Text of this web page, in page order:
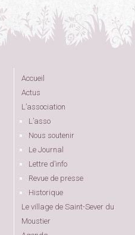
Accueil
Actus
L’association
L’asso
Nous soutenir
Le Journal
Lettre d’info
Revue de presse
Historique
Le village de Saint-Sever du
Moustier